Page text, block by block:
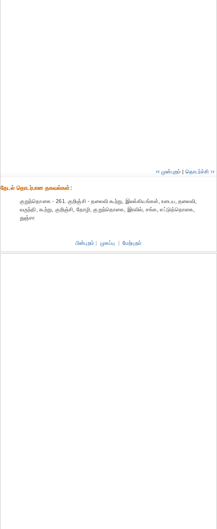
‹‹ முன்புறம் | தொடர்ச்சி ››
தேட‌ல் தொட‌ர்பான தகவ‌ல்க‌ள்:
குறுந்தொகை - 261. குறிஞ்சி - தலைவி கூற்று, இலக்கியங்கள், உடைய, தலைவி,
வருந்தி, கூற்று, குறிஞ்சி, தோழி, குறுந்தொகை, இரவில், சங்க, எட்டுத்தொகை,
துஞ்சா
பின்புறம் | முகப்பு | மேற்புறம்